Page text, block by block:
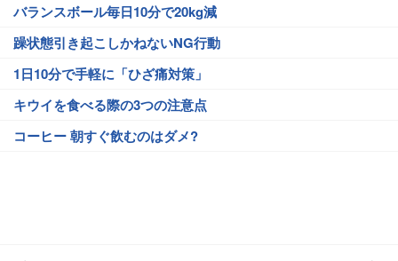
バランスボール毎日10分で20kg減
躁状態引き起こしかねないNG行動
1日10分で手軽に「ひざ痛対策」
キウイを食べる際の3つの注意点
コーヒー 朝すぐ飲むのはダメ?